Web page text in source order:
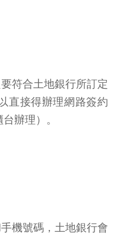
符合土地銀行所訂定
直接得辦理網路簽約
辦理）。
機號碼，土地銀行會